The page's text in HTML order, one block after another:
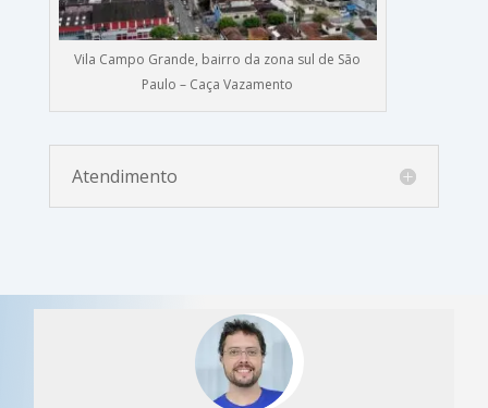
Vila Campo Grande, bairro da zona sul de São
Paulo – Caça Vazamento
Atendimento